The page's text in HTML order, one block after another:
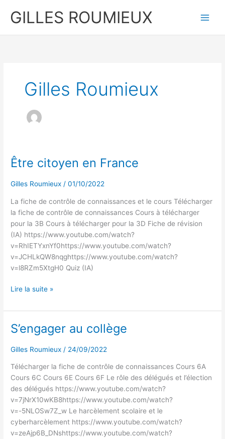
GILLES ROUMIEUX
Gilles Roumieux
Être citoyen en France
Gilles Roumieux /01/10/2022
La fiche de contrôle de connaissances et le cours Télécharger
la fiche de contrôle de connaissances Cours à télécharger
pour la 3B Cours à télécharger pour la 3D Fiche de révision
(IA) https://www.youtube.com/watch?
v=RhIETYxnYf0https://www.youtube.com/watch?
v=JCHLkQW8nqghttps://www.youtube.com/watch?
v=l8RZm5XtgH0 Quiz (IA)
Être
en
Lire la suite »
S’engager au collège
Gilles Roumieux / 24/09/2022
Télécharger la fiche de contrôle de connaissances Cours 6A
Cours 6C Cours 6E Cours 6F Le rôle des délégués et l’élection
des délégués https://www.youtube.com/watch?
v=7jNrX10wKB8https://www.youtube.com/watch?
v=-5NLOSw7Z_w Le harcèlement scolaire et le
cyberharcèlement https://www.youtube.com/watch?
v=zeAjp6B_DNshttps://www.youtube.com/watch?
S’engager
collège